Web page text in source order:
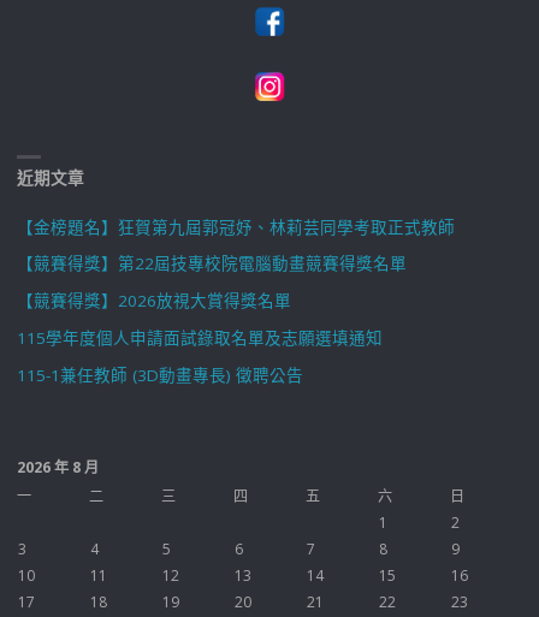
近期文章
【金榜題名】狂賀第九屆郭冠妤、林莉芸同學考取正式教師
【競賽得獎】第22屆技專校院電腦動畫競賽得獎名單
【競賽得獎】2026放視大賞得獎名單
115學年度個人申請面試錄取名單及志願選填通知
115-1兼任教師 (3D動畫專長) 徵聘公告
2026 年 8 月
一
二 三 四 五 六
日
1
2
3
4 5 6 7 8
9
10
11 12 13 14 15
16
17
18 19 20 21 22
23